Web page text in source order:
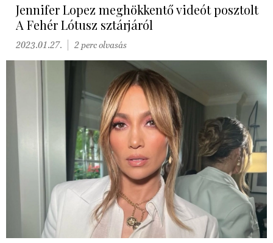
Jennifer Lopez meghökkentő videót posztolt
A Fehér Lótusz sztárjáról
2023.01.27. 2 perc olvasás